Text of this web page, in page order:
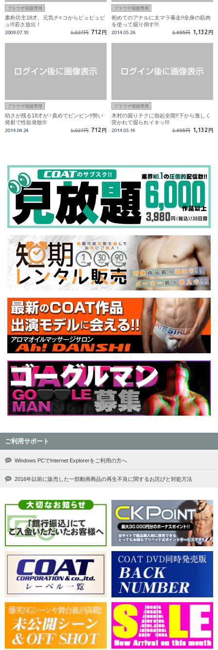
ブラウザ視聴専用
素朴坊主18才、元気チ○コからピュピュピ
ュ!!!若さ放出！
2009.07.10 1,027円 712 円
ブラウザ視聴専用
初めてのアナルに太マラ暴走!!全身の筋肉
を使って掘り倒す!!!
2014.05.26 1,655円 1,132 円
ブラウザ視聴専用
幼さが残る18才が♂責めでビンビン!!勢い
発射で性欲発散!!!
2014.04.24 1,027円 712 円
ブラウザ視聴専用
木村の掘りテクに勃起全開!!下から激しく
突かれて掘られイキッ!!!
2014.05.14 1,655円 1,132 円
ご利用サポート
Windows PCでInternet Explorerをご利用の方へ
2016年以前に販売した一部動画商品の再生不良に関するお詫びと対処方法